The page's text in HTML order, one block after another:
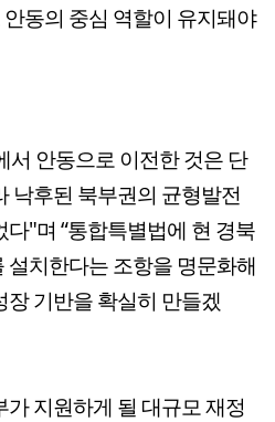
동의 중심 역할이 유지돼야
서 안동으로 이전한 것은 단
낙후된 북부권의 균형발전
"며 “통합특별법에 현 경북
치한다는 조항을 명문화해
기반을 확실히 만들겠
지원하게 될 대규모 재정